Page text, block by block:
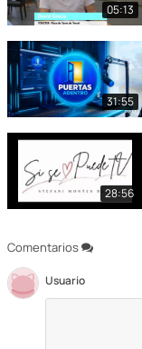
Comentarios
Usuario
05:13
31:55
28:56